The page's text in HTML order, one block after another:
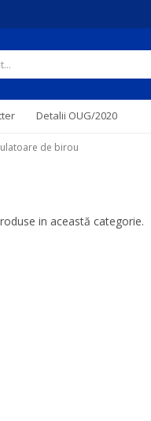
Detalii OUG/2020
de birou
in această categorie.